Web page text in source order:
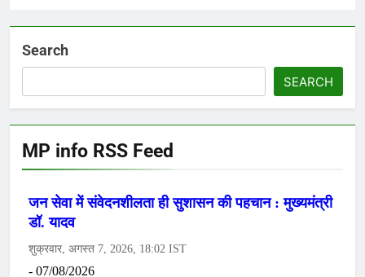
Search
SEARCH
MP info RSS Feed